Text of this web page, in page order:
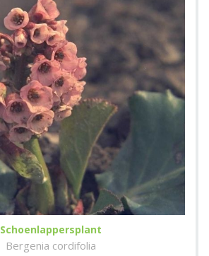
Schoenlappersplant
Bergenia cordifolia